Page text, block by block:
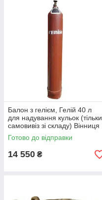
Балон з гелієм, Гелій 40 л
для надування кульок (тільки
самовивіз зі складу) Вінниця
Готово до відправки
14 550 ₴